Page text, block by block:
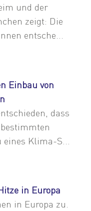
und der
zeigt: Die
entsche...
Einbau von
dass
Klima-S...
in Europa
in Europa zu.